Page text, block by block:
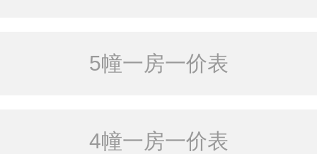
5幢一房一价表
4幢一房一价表